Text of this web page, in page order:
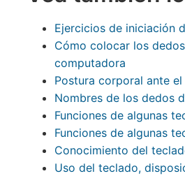
Ejercicios de iniciación
Cómo colocar los
computadora
Postura corporal ante
Nombres de los dedos
Funciones de algunas
Funciones de algunas
Conocimiento del
Uso del teclado,